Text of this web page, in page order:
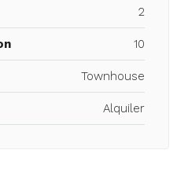
2
10
Townhouse
Alquiler